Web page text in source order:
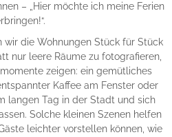
– „Hier möchte ich meine Ferien
wir die Wohnungen Stück für Stück
nur leere Räume zu fotografieren,
zeigen: ein gemütliches
Kaffee am Fenster oder
langen Tag in der Stadt und sich
Solche kleinen Szenen helfen
leichter vorstellen können, wie